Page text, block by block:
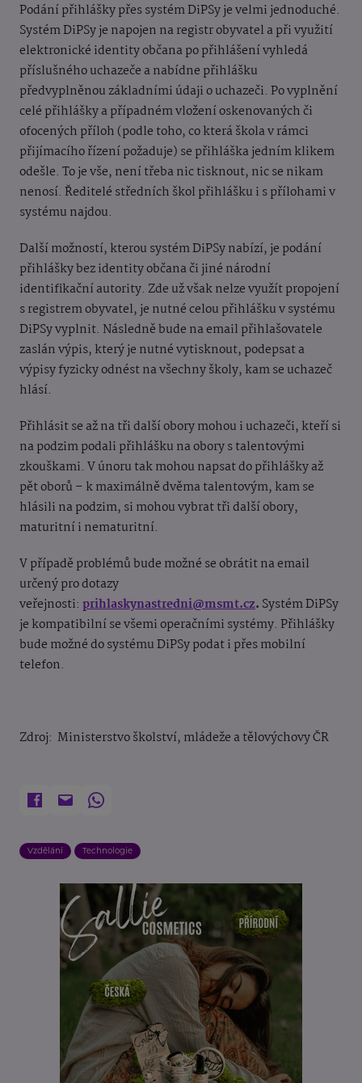
Podání přihlášky přes systém DiPSy je velmi jednoduché.
Systém DiPSy je napojen na registr obyvatel a při využití
elektronické identity občana po přihlášení vyhledá
příslušného uchazeče a nabídne přihlášku
předvyplněnou základními údaji o uchazeči. Po vyplnění
celé přihlášky a případném vložení oskenovaných či
ofocených příloh (podle toho, co která škola v rámci
přijímacího řízení požaduje) se přihláška jedním klikem
odešle. To je vše, není třeba nic tisknout, nic se nikam
nenosí. Ředitelé středních škol přihlášku i s přílohami v
systému najdou.
Další možností, kterou systém DiPSy nabízí, je podání
přihlášky bez identity občana či jiné národní
identifikační autority. Zde už však nelze využít propojení
s registrem obyvatel, je nutné celou přihlášku v systému
DiPSy vyplnit. Následně bude na email přihlašovatele
zaslán výpis, který je nutné vytisknout, podepsat a
výpisy fyzicky odnést na všechny školy, kam se uchazeč
hlásí.
Přihlásit se až na tři další obory mohou i uchazeči, kteří si
na podzim podali přihlášku na obory s talentovými
zkouškami. V únoru tak mohou napsat do přihlášky až
pět oborů – k maximálně dvěma talentovým, kam se
hlásili na podzim, si mohou vybrat tři další obory,
maturitní i nematuritní.
V případě problémů bude možné se obrátit na email
určený pro dotazy
veřejnosti: prihlaskynastredni@msmt.cz. Systém DiPSy
je kompatibilní se všemi operačními systémy. Přihlášky
bude možné do systému DiPSy podat i přes mobilní
telefon.
Zdroj: Ministerstvo školství, mládeže a tělovýchovy ČR
Vzdělání Technologie